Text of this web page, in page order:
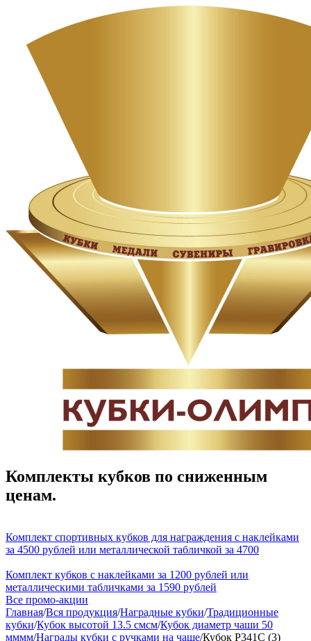
Комплекты кубков по сниженным
ценам.
Комплект спортивных кубков для награждения с наклейками
за 4500 рублей или металлической табличкой за 4700
Комплект кубков с наклейками за 1200 рублей или
металлическими табличками за 1590 рублей
Все промо-акции
Главная/Вся продукция/Наградные кубки/Традиционные
кубки/Кубок высотой 13.5 смсм/Кубок диаметр чаши 50
мммм/Награды кубки с ручками на чаше/Кубок P341C (3)